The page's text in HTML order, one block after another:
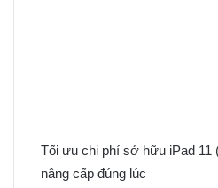
Tối ưu chi phí sở hữu iPad 11
nâng cấp đúng lúc